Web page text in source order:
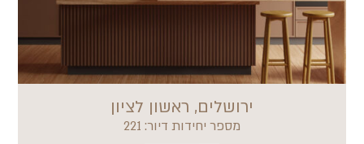
ירושלים, ראשון לציון
מספר יחידות דיור: 221